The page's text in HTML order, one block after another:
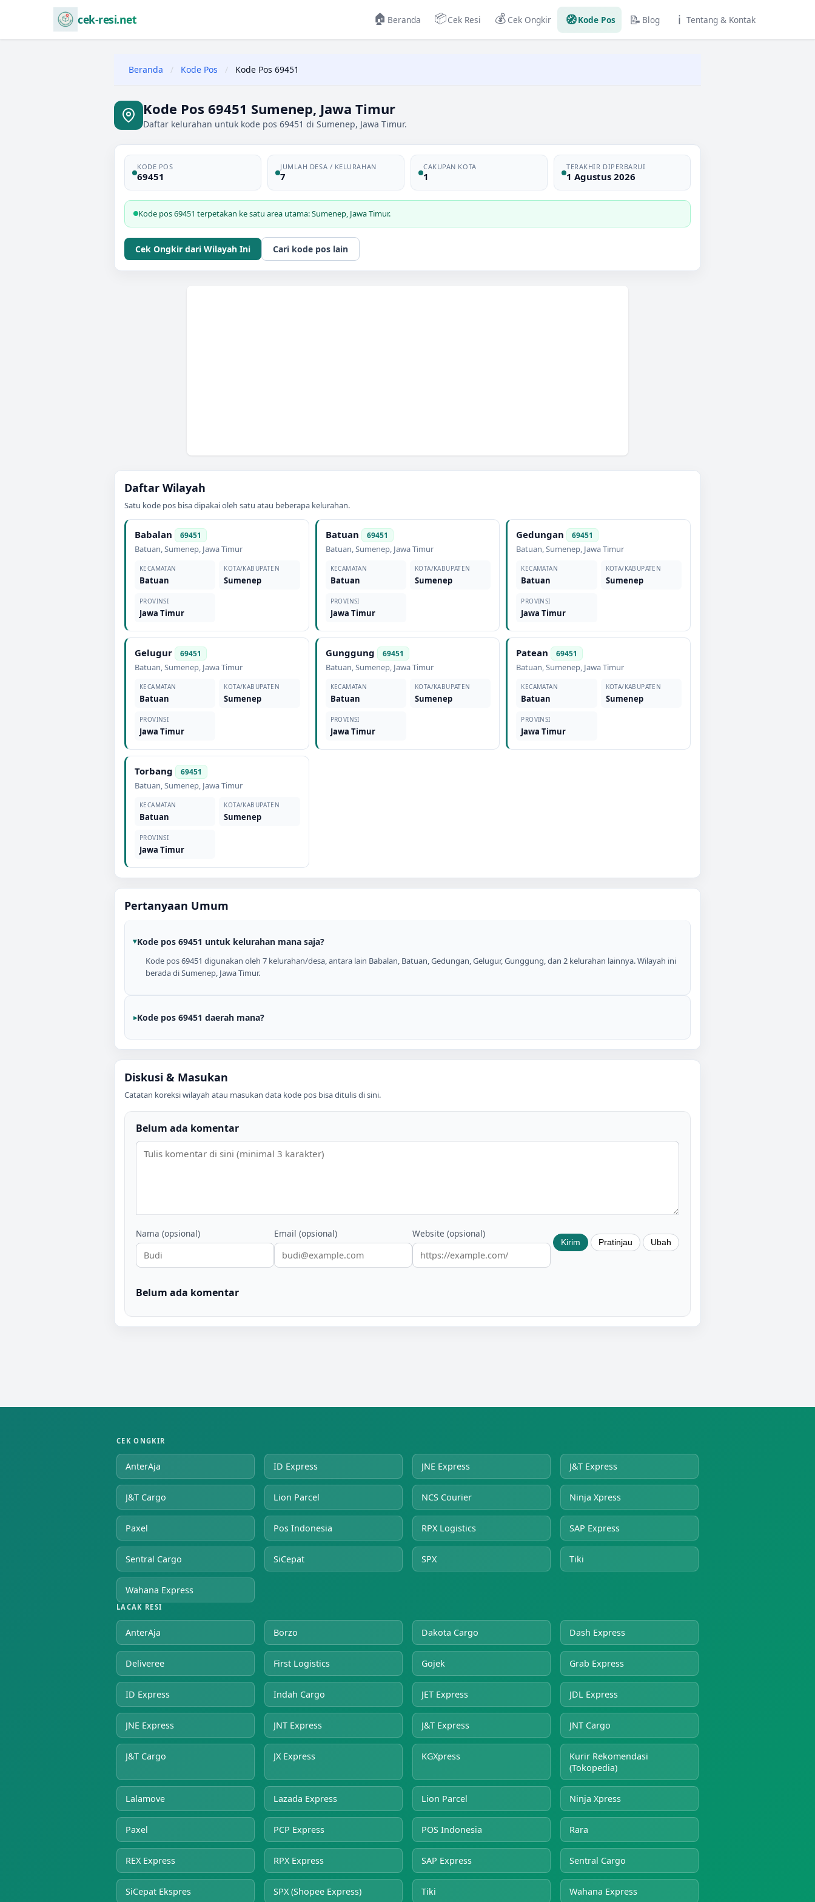
cek-resi.net 🏠 Beranda 📦Cek Resi 💰 Cek Ongkir 🧭Kode Pos 📝 Blog ℹ️ Tentang & Kontak
Beranda / Kode Pos / Kode Pos 69451
Kode Pos 69451 Sumenep, Jawa Timur
Daftar kelurahan untuk kode pos 69451 di Sumenep, Jawa Timur.
KODE POS
69451
JUMLAH DESA / KELURAHAN
7
CAKUPAN KOTA
1
TERAKHIR DIPERBARUI
1 Agustus 2026
Kode pos 69451 terpetakan ke satu area utama: Sumenep, Jawa Timur.
Cek Ongkir dari Wilayah Ini Cari kode pos lain
Daftar Wilayah
Satu kode pos bisa dipakai oleh satu atau beberapa kelurahan.
Babalan 69451
Batuan,Sumenep, Jawa Timur
KECAMATAN
Batuan
KOTA/KABUPATEN
Sumenep
PROVINSI
Jawa Timur
Batuan 69451
Batuan,Sumenep, Jawa Timur
KECAMATAN
Batuan
KOTA/KABUPATEN
Sumenep
PROVINSI
Jawa Timur
Gedungan 69451
Batuan,Sumenep, Jawa Timur
KECAMATAN
Batuan
KOTA/KABUPATEN
Sumenep
PROVINSI
Jawa Timur
Gelugur 69451
Batuan,Sumenep, Jawa Timur
KECAMATAN
Batuan
KOTA/KABUPATEN
Sumenep
PROVINSI
Jawa Timur
Gunggung 69451
Batuan,Sumenep, Jawa Timur
KECAMATAN
Batuan
KOTA/KABUPATEN
Sumenep
PROVINSI
Jawa Timur
Patean 69451
Batuan,Sumenep, Jawa Timur
KECAMATAN
Batuan
KOTA/KABUPATEN
Sumenep
PROVINSI
Jawa Timur
Torbang 69451
Batuan,Sumenep, Jawa Timur
KECAMATAN
Batuan
KOTA/KABUPATEN
Sumenep
PROVINSI
Jawa Timur
Pertanyaan Umum
Kode pos 69451 untuk kelurahan mana saja?
Kode pos 69451 digunakan oleh 7 kelurahan/desa, antara lain Babalan, Batuan, Gedungan, Gelugur, Gunggung, dan 2 kelurahan lainnya. Wilayah ini
berada di Sumenep, Jawa Timur.
Kode pos 69451 daerah mana?
Diskusi & Masukan
Catatan koreksi wilayah atau masukan data kode pos bisa ditulis di sini.
Belum ada komentar
Nama (opsional) Email (opsional) Website (opsional)
Belum ada komentar
CEK ONGKIR
AnterAja ID Express JNE Express J&T Express
J&T Cargo Lion Parcel NCS Courier Ninja Xpress
Paxel Pos Indonesia RPX Logistics SAP Express
Sentral Cargo SiCepat SPX Tiki
Wahana Express
LACAK RESI
AnterAja Borzo Dakota Cargo Dash Express
Deliveree First Logistics Gojek Grab Express
ID Express Indah Cargo JET Express JDL Express
JNE Express JNT Express J&T Express JNT Cargo
J&T Cargo JX Express KGXpress
Kurir Rekomendasi
(Tokopedia)
Lalamove Lazada Express Lion Parcel Ninja Xpress
Paxel PCP Express POS Indonesia Rara
REX Express RPX Express SAP Express Sentral Cargo
SiCepat Ekspres SPX (Shopee Express) Tiki Wahana Express